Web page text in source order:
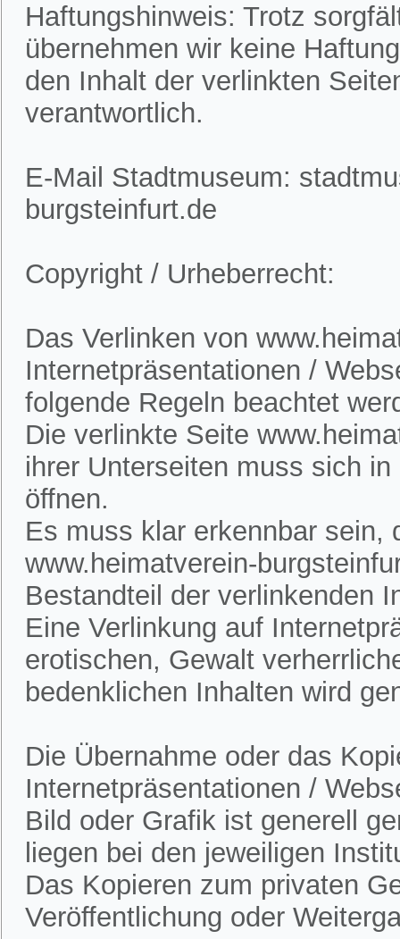
Haftungshinweis: Trotz
übernehmen wir keine
den Inhalt der verlinkten
verantwortlich.
E-Mail Stadtmuseum:
burgsteinfurt.de
Copyright / Urheberrecht:
Das Verlinken von
Internetpräsentationen /
folgende Regeln beachtet
Die verlinkte Seite
ihrer Unterseiten muss sich
öffnen.
Es muss klar erkennbar sein,
www.heimatverein-
Bestandteil der verlinkenden
Eine Verlinkung auf
erotischen, Gewalt
bedenklichen Inhalten wird
Die Übernahme oder das
Internetpräsentationen /
Bild oder Grafik ist generell
liegen bei den jeweiligen
Das Kopieren zum privaten
Veröffentlichung oder